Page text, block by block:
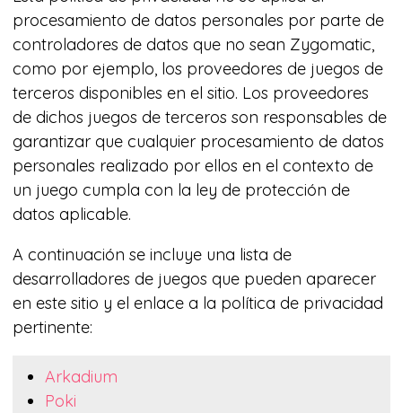
procesamiento de datos personales por parte de
controladores de datos que no sean Zygomatic,
como por ejemplo, los proveedores de juegos de
terceros disponibles en el sitio. Los proveedores
de dichos juegos de terceros son responsables de
garantizar que cualquier procesamiento de datos
personales realizado por ellos en el contexto de
un juego cumpla con la ley de protección de
datos aplicable.
A continuación se incluye una lista de
desarrolladores de juegos que pueden aparecer
en este sitio y el enlace a la política de privacidad
pertinente:
Arkadium
Poki